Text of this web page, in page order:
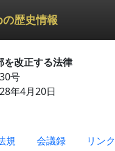
の歴史情報
を改正する法律
号
年4月20日
規 会議録
リンク